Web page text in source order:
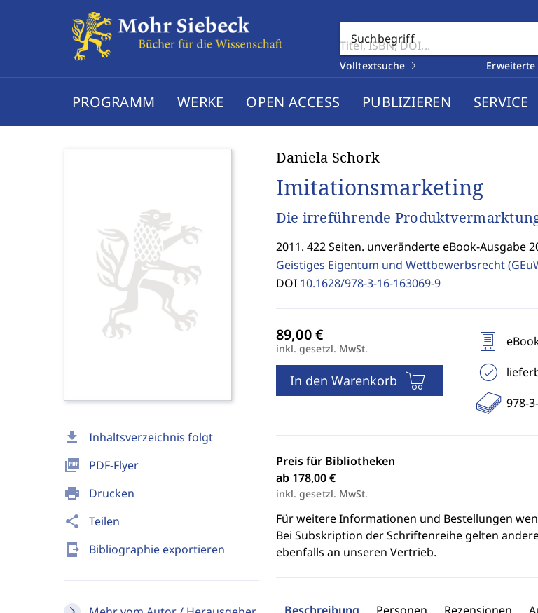
Suchbegriff
Volltextsuche Erweiterte
PROGRAMM WERKE OPEN ACCESS PUBLIZIEREN SERVICE
download Inhaltsverzeichnis folgt
picture_as_pdf PDF-Flyer
print Drucken
share Teilen
send_to_mobile Bibliographie exportieren
Daniela Schork
Imitationsmarketing
Die irreführende Produktvermarktung
2011. 422 Seiten. unveränderte eBook-Ausgabe
Geistiges Eigentum und Wettbewerbsrecht
DOI 10.1628/978-3-16-163069-9
inkl. gesetzl. MwSt.
In den Warenkorb
978-
Preis für Bibliotheken
ab 178,00 €
inkl. gesetzl. MwSt.
Für weitere Informationen und Bestellungen
Bei Subskription der Schriftenreihe gelten
ebenfalls an unseren Vertrieb.